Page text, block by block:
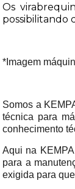
Os
possibilitando
*Imagem
Somos a
técnica para
conhecimento
Aqui na
para a
exigida para